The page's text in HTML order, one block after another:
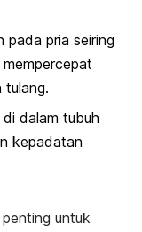
pada pria seiring
tulang.
dalam tubuh
kepadatan
untuk